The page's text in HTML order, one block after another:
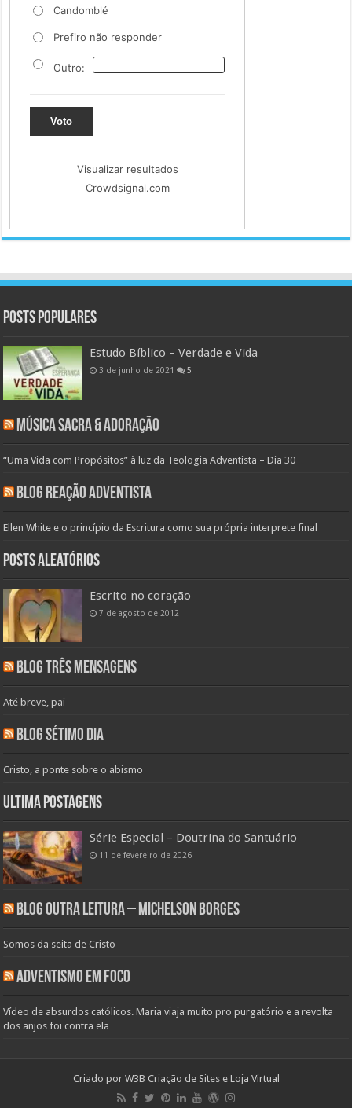
Candomblé
Prefiro não responder
Outro:
Voto
Visualizar resultados
Crowdsignal.com
Posts populares
Estudo Bíblico – Verdade e Vida
3 de junho de 2021 5
Música Sacra & Adoração
“Uma Vida com Propósitos” à luz da Teologia Adventista – Dia 30
Blog Reação Adventista
Ellen White e o princípio da Escritura como sua própria interprete final
Posts aleatórios
Escrito no coração
7 de agosto de 2012
Blog Três Mensagens
Até breve, pai
Blog Sétimo Dia
Cristo, a ponte sobre o abismo
Ultima Postagens
Série Especial – Doutrina do Santuário
11 de fevereiro de 2026
Blog Outra Leitura – Michelson Borges
Somos da seita de Cristo
Adventismo em Foco
Vídeo de absurdos católicos. Maria viaja muito pro purgatório e a revolta
dos anjos foi contra ela
Criado por W3B Criação de Sites e Loja Virtual